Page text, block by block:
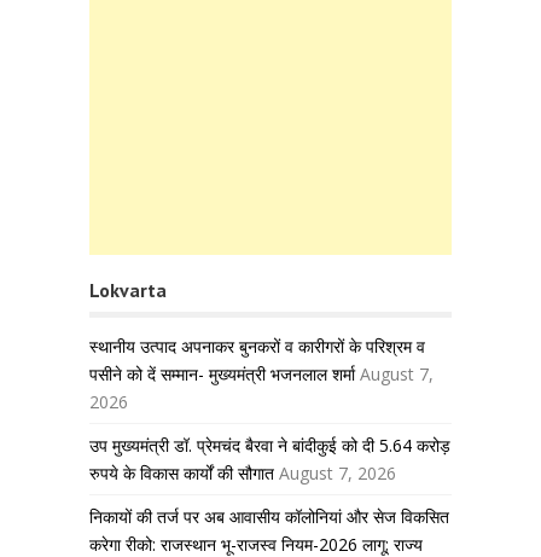
Lokvarta
स्थानीय उत्पाद अपनाकर बुनकरों व कारीगरों के परिश्रम व
पसीने को दें सम्मान- मुख्यमंत्री भजनलाल शर्मा August 7,
2026
उप मुख्यमंत्री डॉ. प्रेमचंद बैरवा ने बांदीकुई को दी 5.64 करोड़
रुपये के विकास कार्यों की सौगात August 7, 2026
निकायों की तर्ज पर अब आवासीय कॉलोनियां और सेज विकसित
करेगा रीको: राजस्थान भू-राजस्व नियम-2026 लागू; राज्य